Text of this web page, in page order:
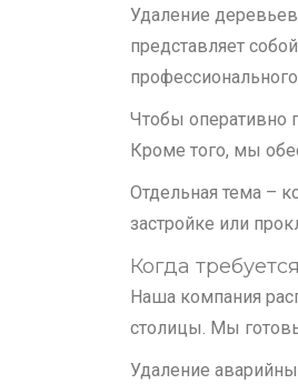
Удаление
представляет
Чтобы оперативно
Кроме того, мы
Отдельная тема –
застройке или
Когда
Наша компания
столицы. Мы
Удаление